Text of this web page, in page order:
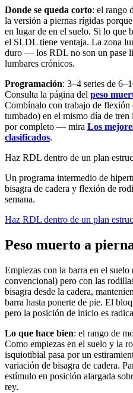
Donde se queda corto: el rango
la versión a piernas rígidas
en lugar de en el suelo. Si lo que
el SLDL tiene ventaja. La zona
duro — los RDL no son un pase
lumbares crónicos.
Programación: 3–4 series de
Consulta la página del peso
Combínalo con trabajo de
tumbado) en el mismo día de
por completo — mira Los
clasificados.
Haz RDL dentro de un plan
Un programa intermedio de
bisagra de cadera y flexión de
semana.
Haz RDL dentro de un plan
Peso muerto a
Empiezas con la barra en el
convencional) pero con las
bisagra desde la cadera,
barra hasta ponerte de pie. El
pero la posición de inicio es
Lo que hace bien: el rango de
Como empiezas en el suelo y la
isquiotibial pasa por un
variación de bisagra de cadera.
estímulo en posición alargada
rey.